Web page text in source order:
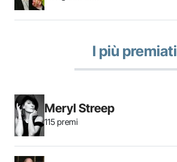
I più premiati
Meryl Streep
115 premi